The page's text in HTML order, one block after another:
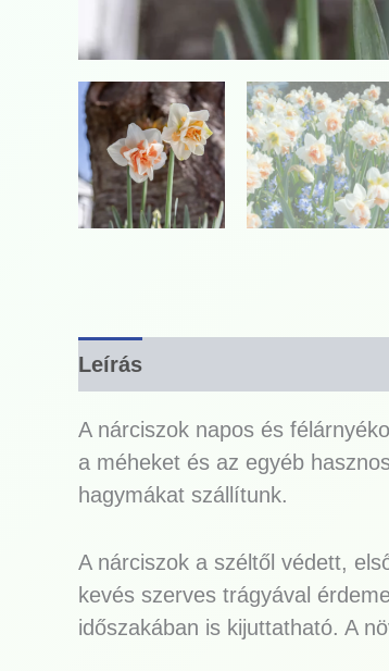
Leírás
A nárciszok napos és
a méheket és az egyéb
hagymákat szállítunk.
A nárciszok a széltől védett,
kevés szerves trágyával
időszakában is kijuttatható. A